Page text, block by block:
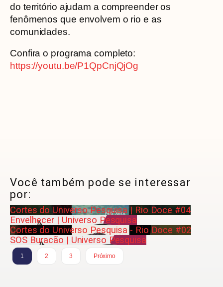
do território ajudam a compreender os
fenômenos que envolvem o rio e as
comunidades.
Confira o programa completo:
https://youtu.be/P1QpCnjQjOg
Você também pode se interessar
por:
Cortes do Universo Pesquisa | Rio Doce #04
Envelhecer | Universo Pesquisa
Cortes do Universo Pesquisa - Rio Doce #02
SOS Buracão | Universo Pesquisa
1 2 3 Próximo